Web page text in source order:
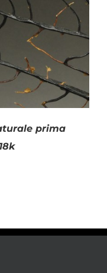
prima